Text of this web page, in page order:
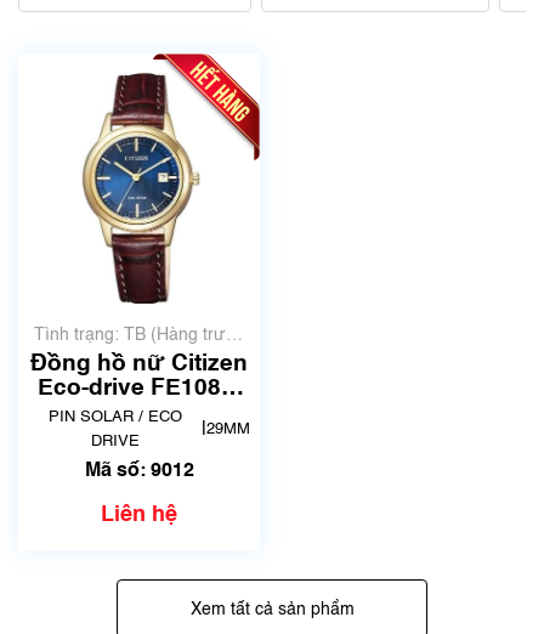
Tình trạng: TB (Hàng trưng
bày, thanh lý)
Đồng hồ nữ Citizen
Eco-drive FE1082-
21L | Size 29mm |
Mã số 9012
PIN SOLAR / ECO
DRIVE
29MM
Mã số: 9012
Liên hệ
Xem tất cả sản phẩm